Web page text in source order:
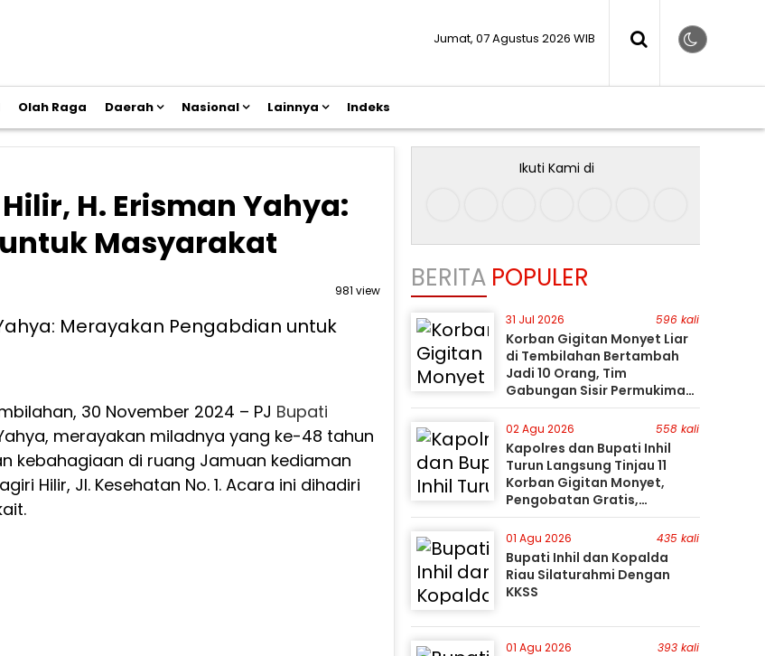
Jumat, 07 Agustus 2026 WIB
Olah Raga Daerah Nasional Lainnya Indeks
H. Erisman Yahya:
Masyarakat
981 view
30 November 2024 – PJ Bupati
merayakan miladnya yang ke-48 tahun
kebahagiaan di ruang Jamuan kediaman
Hilir, Jl. Kesehatan No. 1. Acara ini dihadiri
Ikuti Kami di
BERITA POPULER
31 Jul 2026 596 kali
Korban Gigitan Monyet Liar
di Tembilahan Bertambah
Jadi 10 Orang, Tim
Gabungan Sisir Permukiman
Gunakan Perahu Karet
02 Agu 2026 558 kali
Kapolres dan Bupati Inhil
Turun Langsung Tinjau 11
Korban Gigitan Monyet,
Pengobatan Gratis,
Perburuan Terus Berlanjut
01 Agu 2026 435 kali
Bupati Inhil dan Kopalda
Riau Silaturahmi Dengan
KKSS
01 Agu 2026 393 kali